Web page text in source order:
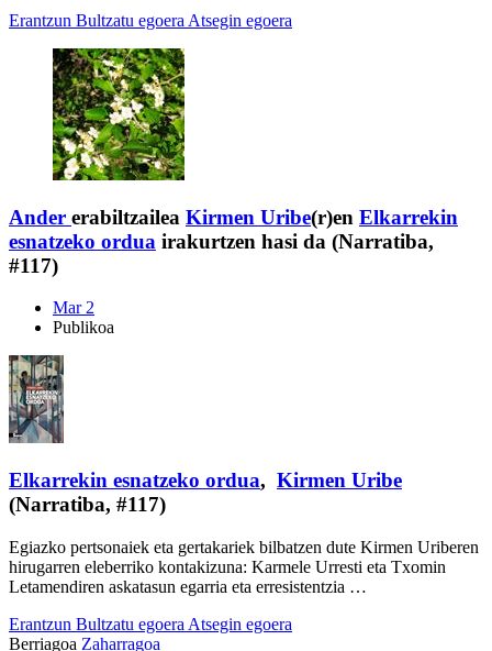
Erantzun Bultzatu egoera Atsegin egoera
Ander erabiltzailea Kirmen Uribe(r)en Elkarrekin
esnatzeko ordua irakurtzen hasi da (Narratiba,
#117)
Mar 2
Publikoa
Elkarrekin esnatzeko ordua, Kirmen Uribe
(Narratiba, #117)
Egiazko pertsonaiek eta gertakariek bilbatzen dute Kirmen Uriberen
hirugarren eleberriko kontakizuna: Karmele Urresti eta Txomin
Letamendiren askatasun egarria eta erresistentzia …
Erantzun Bultzatu egoera Atsegin egoera
Berriagoa Zaharragoa